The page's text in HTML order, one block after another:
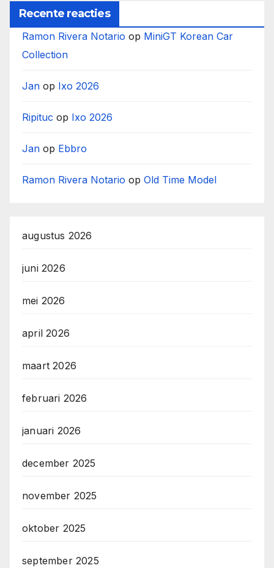
Recente reacties
Ramon Rivera Notario op MiniGT Korean Car
Collection
Jan op Ixo 2026
Ripituc op Ixo 2026
Jan op Ebbro
Ramon Rivera Notario op Old Time Model
augustus 2026
juni 2026
mei 2026
april 2026
maart 2026
februari 2026
januari 2026
december 2025
november 2025
oktober 2025
september 2025